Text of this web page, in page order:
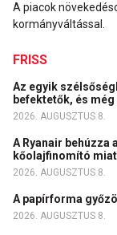
A piacok
kormányváltással.
FRISS
Az egyik
befektetők, és
2026. AUGUSZTUS 8.
A Ryanair
kőolajfinomító
2026. AUGUSZTUS 8.
A papírforma
2026. AUGUSZTUS 8.